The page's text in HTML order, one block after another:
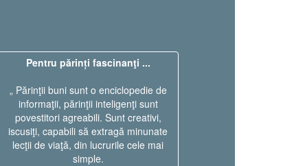
Pentru părinți fascinanţi ...
„ Părinţii buni sunt o enciclopedie de
informaţii, părinţii inteligenţi sunt
povestitori agreabili. Sunt creativi,
iscusiţi, capabili să extragă minunate
lecţii de viaţă, din lucrurile cele mai
simple.